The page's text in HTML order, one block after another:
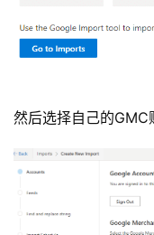
然后选择自己的GMC